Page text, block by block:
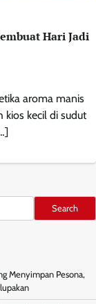
Hari Jadi
aroma manis
kios kecil di sudut
Search
Menyimpan Pesona,